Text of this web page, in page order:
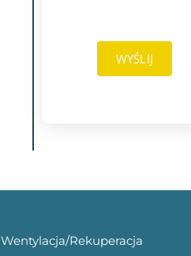
WYŚLIJ
Wentylacja/Rekuperacja